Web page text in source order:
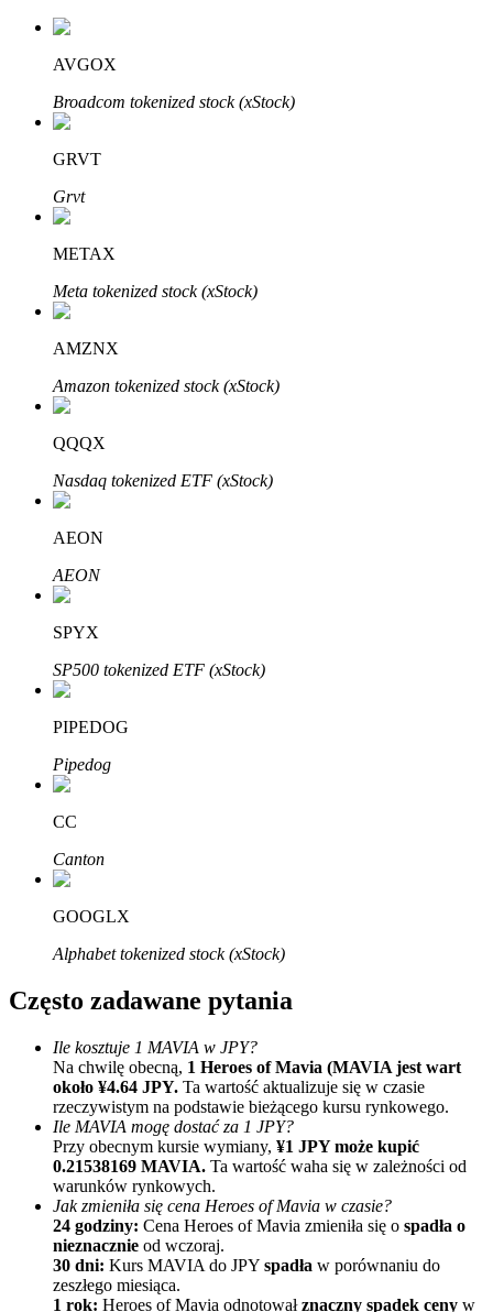
Automatyczna inwestycja
Zdobądź długoterminowy zysk i elastyczne zainteresowania
Bitrue
Bitruści Partnerzy
Afiliaci Bitrue
Aż do 65% prowizji!
Polecaj
Zaproś przyjaciela, aby otrzymać nagrody pieniężne
BTC Welcome Rewards
AVGOX
Broadcom tokenized stock (xStock)
GRVT
Grvt
METAX
Meta tokenized stock (xStock)
AMZNX
Amazon tokenized stock (xStock)
QQQX
Nasdaq tokenized ETF (xStock)
AEON
AEON
SPYX
SP500 tokenized ETF (xStock)
PIPEDOG
Pipedog
CC
Canton
GOOGLX
Alphabet tokenized stock (xStock)
Często zadawane pytania
Ile kosztuje 1 MAVIA w JPY?
Na chwilę obecną, 1 Heroes of Mavia (MAVIA jest wart
około ¥4.64 JPY. Ta wartość aktualizuje się w czasie
rzeczywistym na podstawie bieżącego kursu rynkowego.
Ile MAVIA mogę dostać za 1 JPY?
Przy obecnym kursie wymiany, ¥1 JPY może kupić
0.21538169 MAVIA. Ta wartość waha się w zależności od
warunków rynkowych.
Jak zmieniła się cena Heroes of Mavia w czasie?
24 godziny: Cena Heroes of Mavia zmieniła się o spadła o
nieznacznie od wczoraj.
30 dni: Kurs MAVIA do JPY spadła w porównaniu do
zeszłego miesiąca.
1 rok: Heroes of Mavia odnotowałznaczny spadek ceny w